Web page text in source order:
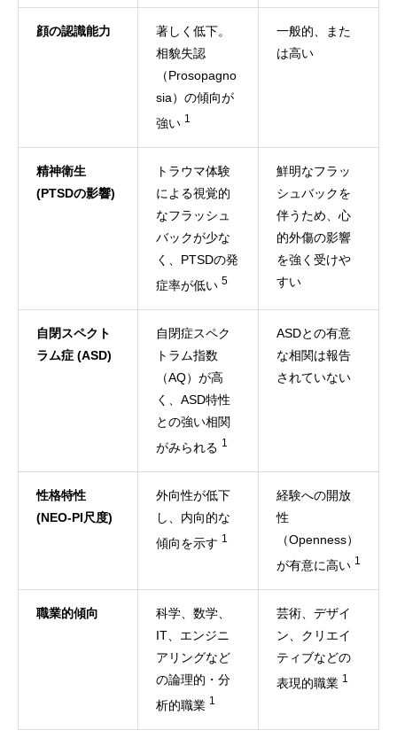
顔の認識能力
著しく低下。
相貌失認
（Prosopagno
sia）の傾向が
強い 1
一般的、また
は高い
精神衛生
(PTSDの影響)
トラウマ体験
による視覚的
なフラッシュ
バックが少な
く、PTSDの発
症率が低い 5
鮮明なフラッ
シュバックを
伴うため、心
的外傷の影響
を強く受けや
すい
自閉スペクト
ラム症 (ASD)
自閉症スペク
トラム指数
（AQ）が高
く、ASD特性
との強い相関
がみられる 1
ASDとの有意
な相関は報告
されていない
性格特性
(NEO-PI尺度)
外向性が低下
し、内向的な
傾向を示す 1
経験への開放
性
（Openness）
が有意に高い 1
職業的傾向
科学、数学、
IT、エンジニ
アリングなど
の論理的・分
析的職業 1
芸術、デザイ
ン、クリエイ
ティブなどの
表現的職業 1